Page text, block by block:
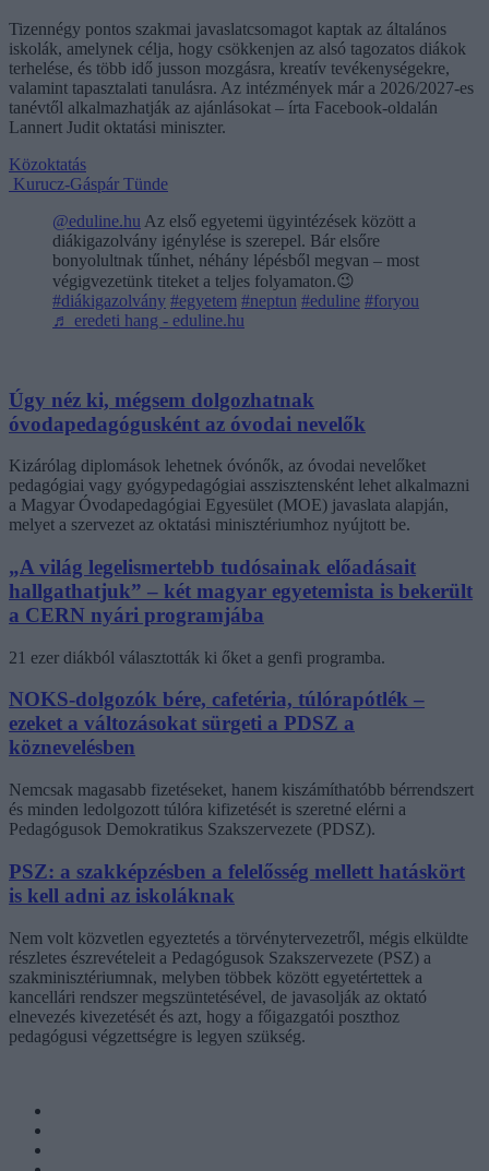
Tizennégy pontos szakmai javaslatcsomagot kaptak az általános
iskolák, amelynek célja, hogy csökkenjen az alsó tagozatos diákok
terhelése, és több idő jusson mozgásra, kreatív tevékenységekre,
valamint tapasztalati tanulásra. Az intézmények már a 2026/2027-es
tanévtől alkalmazhatják az ajánlásokat – írta Facebook-oldalán
Lannert Judit oktatási miniszter.
Közoktatás
Kurucz-Gáspár Tünde
@eduline.hu Az első egyetemi ügyintézések között a
diákigazolvány igénylése is szerepel. Bár elsőre
bonyolultnak tűnhet, néhány lépésből megvan – most
végigvezetünk titeket a teljes folyamaton.😉
#diákigazolvány #egyetem #neptun #eduline #foryou
♬ eredeti hang - eduline.hu
Úgy néz ki, mégsem dolgozhatnak
óvodapedagógusként az óvodai nevelők
Kizárólag diplomások lehetnek óvónők, az óvodai nevelőket
pedagógiai vagy gyógypedagógiai asszisztensként lehet alkalmazni
a Magyar Óvodapedagógiai Egyesület (MOE) javaslata alapján,
melyet a szervezet az oktatási minisztériumhoz nyújtott be.
„A világ legelismertebb tudósainak előadásait
hallgathatjuk” – két magyar egyetemista is bekerült
a CERN nyári programjába
21 ezer diákból választották ki őket a genfi programba.
NOKS-dolgozók bére, cafetéria, túlórapótlék –
ezeket a változásokat sürgeti a PDSZ a
köznevelésben
Nemcsak magasabb fizetéseket, hanem kiszámíthatóbb bérrendszert
és minden ledolgozott túlóra kifizetését is szeretné elérni a
Pedagógusok Demokratikus Szakszervezete (PDSZ).
PSZ: a szakképzésben a felelősség mellett hatáskört
is kell adni az iskoláknak
Nem volt közvetlen egyeztetés a törvénytervezetről, mégis elküldte
részletes észrevételeit a Pedagógusok Szakszervezete (PSZ) a
szakminisztériumnak, melyben többek között egyetértettek a
kancellári rendszer megszüntetésével, de javasolják az oktató
elnevezés kivezetését és azt, hogy a főigazgatói poszthoz
pedagógusi végzettségre is legyen szükség.